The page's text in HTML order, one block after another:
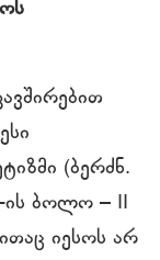
(ბერძნ.
ის ბოლო – II
იესოს არ